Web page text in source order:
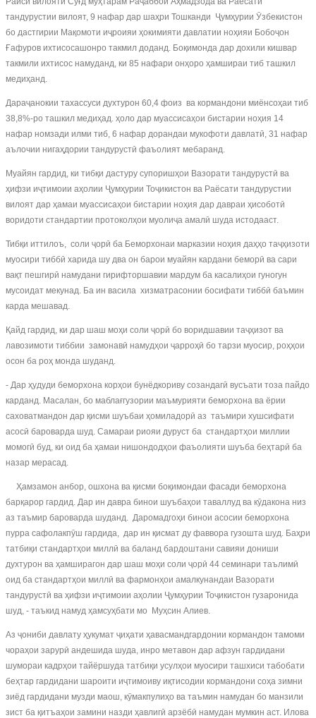
тандурустии вилоят, 9 нафар дар шаҳри Тошканди Ҷумҳурии Ӯзбекистон
бо дастгирии Мақомоти иҷроияи ҳокимияти давлатии ноҳияи Бобоҷон
Ғафуров ихтисосашонро такмил доданд. Боқимонда дар дохили кишвар
такмили ихтисос намуданд, ки 85 нафари онҳоро ҳамшираи тиб ташкил
медиҳанд.
Дараҷанокии тахассуси духтурон 60,4 фоиз ва кормандони миёнсоҳаи тиб
38,8%-ро ташкил медиҳад. ҳоло дар муассисаҳои бистарии ноҳия 14
нафар номзади илми тиб, 6 нафар дорандаи мукофоти давлатӣ, 31 нафар
аълочии нигаҳдории тандурустӣ фаъолият мебаранд.
Муайян гардид, ки тибқи дастуру супоришҳои Вазорати тандурустӣ ва
ҳифзи иҷтимоии аҳолии Ҷумҳурии Тоҷикистон ва Раёсати тандурустии
вилоят дар ҳамаи муассисаҳои бистарии ноҳия дар давраи ҳисоботӣ
воридоти стандартии протоколҳои муолиҷа амалӣ шуда истодааст.
Тибқи иттилоъ, соли ҷорӣ ба Беморхонаи марказии ноҳия даҳҳо таҷҳизоти
муосири тиббӣ харида шу два он барои муайян кардани беморӣ ва сари
вақт пешгирӣ намудани гирифторшавии мардум ба касалиҳои гуногун
мусоидат мекунад. Ба ин васила хизматрасонии босифати тиббӣ баъмин
карда мешавад.
Қайд гардид, ки дар шаш моҳи соли ҷорӣ бо воридшавии таҷҳизот ва
лавозимоти тиббии замонавӣ намудҳои ҷарроҳӣ бо тарзи муосир, роҳҳои
осон ба роҳ монда шуданд.
- Дар ҳудуди беморхона корҳои бунёдкориву созандагӣ вусъати тоза пайдо
карданд. Масалан, бо маблағгузории маъмурияти беморхона ва ёрии
саховатмандон дар қисми шуъбаи ҳомиладорӣ аз таъмири хушсифати
асосӣ бароварда шуд. Самараи риояи дуруст ба стандартҳои миллии
момогӣ буд, ки оид ба ҳамаи нишондодҳои фаъолияти шуъба беҳтарӣ ба
назар мерасад.
Ҳамзамон анбор, ошхона ва қисми боқимондаи фасади беморхона
барқарор гардид. Дар ин давра бинои шуъбаҳои таваллуд ва кӯдакона низ
аз таъмир бароварда шуданд. Даромадгоҳи бинои асосии беморхона
пурра сафолакпӯш гардида, дар ин қисмат ду фаввора гузошта шуд. Баҳри
татбиқи стандартҳои миллӣ ва баланд бардоштани савияи дониши
духтурон ва ҳамширагон дар шаш моҳи соли ҷорӣ 44 семинари таълимӣ
оид ба стандартҳои миллӣ ва фармонҳои амалкунандаи Вазорати
тандурустӣ ва ҳифзи иҷтимоии аҳолии Ҷумҳурии Тоҷикистон гузаронида
шуд, - таъкид намуд ҳамсуҳбати мо Муҳсин Алиев.
Аз ҷониби давлату ҳукумат ҷиҳати ҳавасмандгардонии кормандон тамоми
чораҳои зарурӣ андешида шуда, инро метавон дар афзун гардидани
шумораи кадрҳои тайёршуда татбиқи усулҳои муосири ташхиси табобати
беҳтар гардидани шароити иҷтимоиву иқтисодии кормандони соҳа зимни
зиёд гардидани музди маош, кӯмакпулиҳо ва таъмин намудан бо манзили
зист ба қитъаҳои замини назди ҳавлигӣ арзёбӣ намудан мумкин аст. Илова